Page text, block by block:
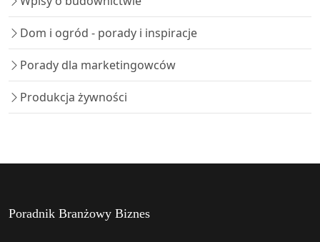
Dom i ogród - porady i inspiracje
Porady dla marketingowców
Produkcja żywności
Poradnik Branżowy Biznes